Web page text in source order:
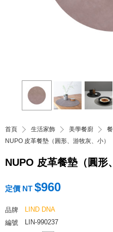
首頁 生活家飾 美學餐廚
NUPO 皮革餐墊（圓形、游牧灰、小）
NUPO 皮革餐墊（圓形
定價 NT $960
品牌
LIND DNA
編號
LIN-990237